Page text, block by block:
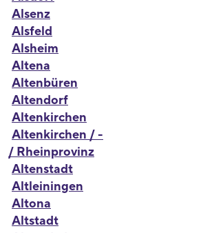
Alsenz
Alsfeld
Alsheim
Altena
Altenbüren
Altendorf
Altenkirchen
Altenkirchen / -
/ Rheinprovinz
Altenstadt
Altleiningen
Altona
Altstadt